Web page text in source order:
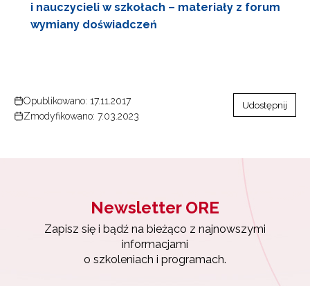
i nauczycieli w szkołach – materiały z forum
wymiany doświadczeń
Opublikowano: 17.11.2017
Zmodyfikowano: 7.03.2023
Udostępnij
Newsletter ORE
Zapisz się i bądź na bieżąco z najnowszymi
informacjami
o szkoleniach i programach.